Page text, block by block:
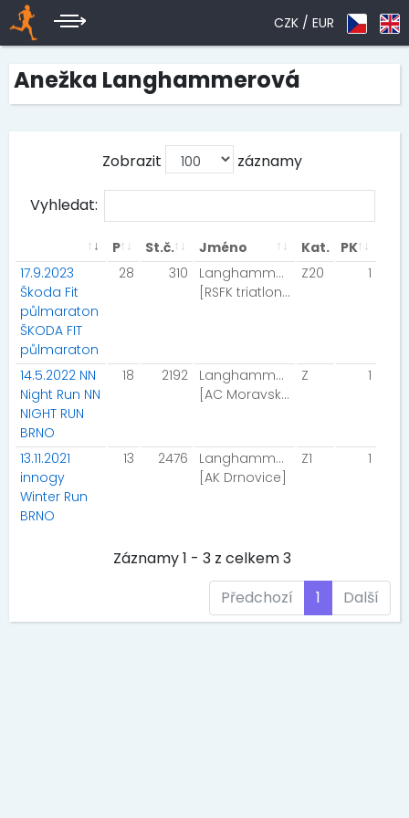
CZK / EUR
Anežka Langhammerová
Zobrazit záznamy
Vyhledat:
P St.č. Jméno Kat.
PK
17.9.2023
Škoda Fit
půlmaraton
ŠKODA FIT
půlmaraton
28 310
Langhammerová Anežka
[RSFK triatlon Brno]
Z20 1
14.5.2022 NN
Night Run NN
NIGHT RUN
BRNO
18 2192
Langhammerová Anežka
[AC Moravský Krumlov]
Z 1
13.11.2021
innogy
Winter Run
BRNO
13 2476
Langhammerová Anežka
[AK Drnovice]
Z1 1
Záznamy 1 - 3 z celkem 3
Předchozí
1 Další